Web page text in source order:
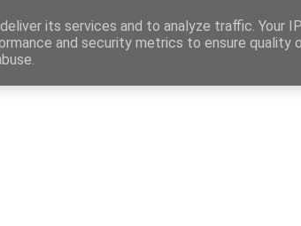
Αγγελίες Εργασίας
its services and to analyze traffic. Your
and security metrics to ensure quality